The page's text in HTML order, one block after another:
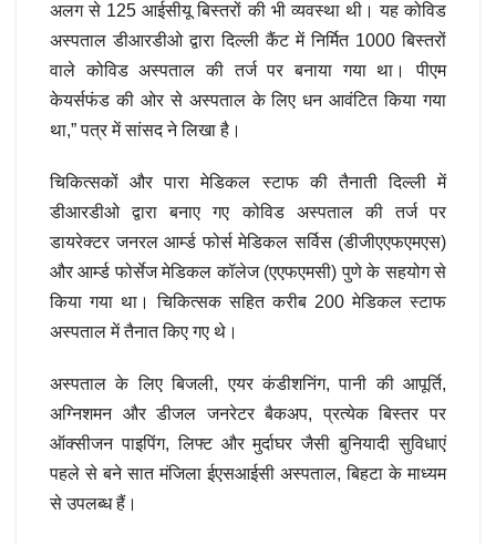
अलग से 125 आईसीयू बिस्तरों की भी व्यवस्था थी। यह कोविड
अस्पताल डीआरडीओ द्वारा दिल्ली कैंट में निर्मित 1000 बिस्तरों
वाले कोविड अस्पताल की तर्ज पर बनाया गया था। पीएम
केयर्सफंड की ओर से अस्पताल के लिए धन आवंटित किया गया
था,” पत्र में सांसद ने लिखा है।
चिकित्सकों और पारा मेडिकल स्टाफ की तैनाती दिल्ली में
डीआरडीओ द्वारा बनाए गए कोविड अस्पताल की तर्ज पर
डायरेक्टर जनरल आर्म्ड फोर्स मेडिकल सर्विस (डीजीएएफएमएस)
और आर्म्ड फोर्सेज मेडिकल कॉलेज (एएफएमसी) पुणे के सहयोग से
किया गया था। चिकित्सक सहित करीब 200 मेडिकल स्टाफ
अस्पताल में तैनात किए गए थे।
अस्पताल के लिए बिजली, एयर कंडीशनिंग, पानी की आपूर्ति,
अग्निशमन और डीजल जनरेटर बैकअप, प्रत्येक बिस्तर पर
ऑक्सीजन पाइपिंग, लिफ्ट और मुर्दाघर जैसी बुनियादी सुविधाएं
पहले से बने सात मंजिला ईएसआईसी अस्पताल, बिहटा के माध्यम
से उपलब्ध हैं।